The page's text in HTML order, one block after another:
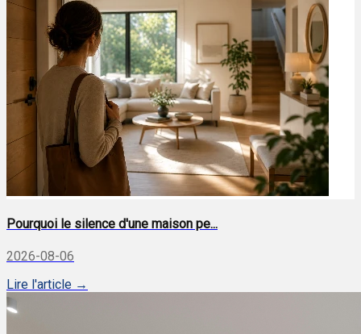
Pourquoi le silence d'une maison pe...
2026-08-06
Lire l'article →